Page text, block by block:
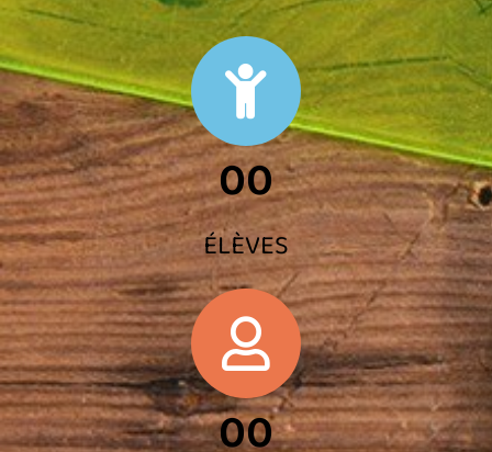
00
ÉLÈVES
00